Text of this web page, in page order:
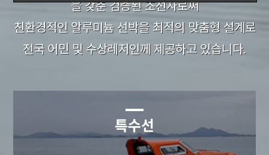
을 갖춘 검증된 조선사로써
친환경적인 알루미늄 선박을 최적의 맞춤형 설계로
전국 어민 및 수상레저인께 제공하고 있습니다.
특수선